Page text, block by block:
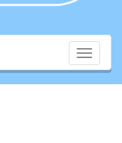
Toggle